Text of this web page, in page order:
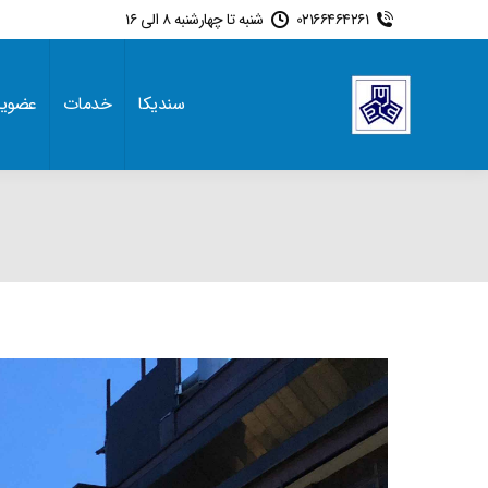
02166464261 شنبه تا چهارشنبه 8 الی 16
سندیکا خدمات